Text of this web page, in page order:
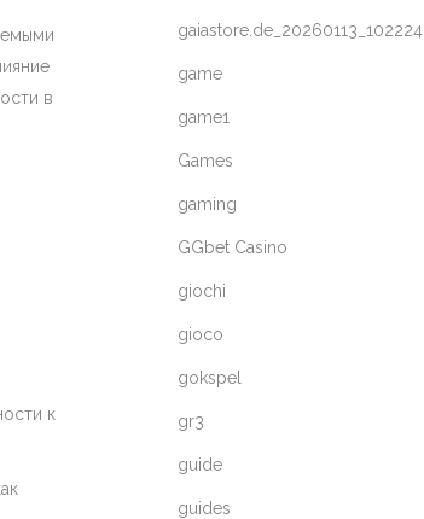
в
к
gaiastore.de_20260113_102224
game
game1
Games
gaming
GGbet Casino
giochi
gioco
gokspel
gr3
guide
guides